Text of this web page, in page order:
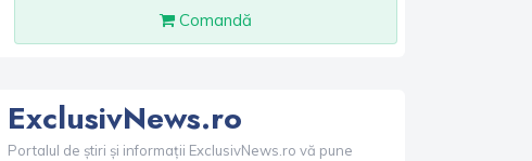
Comandă
ExclusivNews.ro
Portalul de știri și informații ExclusivNews.ro vă pune